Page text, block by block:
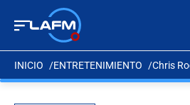
INICIO ENTRETENIMIENTO Chris